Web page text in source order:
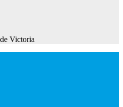
Victoria